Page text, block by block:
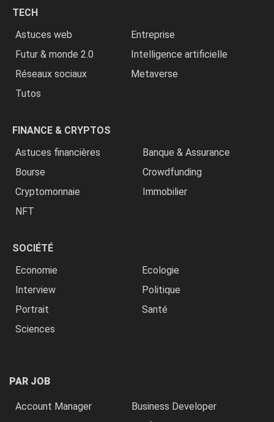
TECH
Astuces web
Entreprise
Futur & monde 2.0
Intelligence artificielle
Réseaux sociaux
Metaverse
Tutos
FINANCE & CRYPTOS
Astuces financières
Banque & Assurance
Bourse
Crowdfunding
Cryptomonnaie
Immobilier
NFT
SOCIÉTÉ
Economie
Ecologie
Interview
Politique
Portrait
Santé
Sciences
PAR JOB
Account Manager
Business Developer